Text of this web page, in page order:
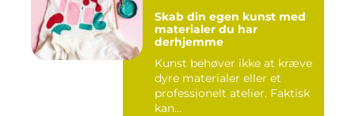
Skab din egen kunst med
materialer du har
derhjemme
Kunst behøver ikke at kræve
dyre materialer eller et
professionelt atelier. Faktisk
kan...